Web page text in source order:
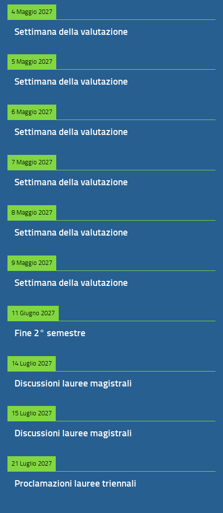
4 Maggio 2027
Settimana della valutazione
5 Maggio 2027
Settimana della valutazione
6 Maggio 2027
Settimana della valutazione
7 Maggio 2027
Settimana della valutazione
8 Maggio 2027
Settimana della valutazione
9 Maggio 2027
Settimana della valutazione
11 Giugno 2027
Fine 2° semestre
14 Luglio 2027
Discussioni lauree magistrali
15 Luglio 2027
Discussioni lauree magistrali
21 Luglio 2027
Proclamazioni lauree triennali